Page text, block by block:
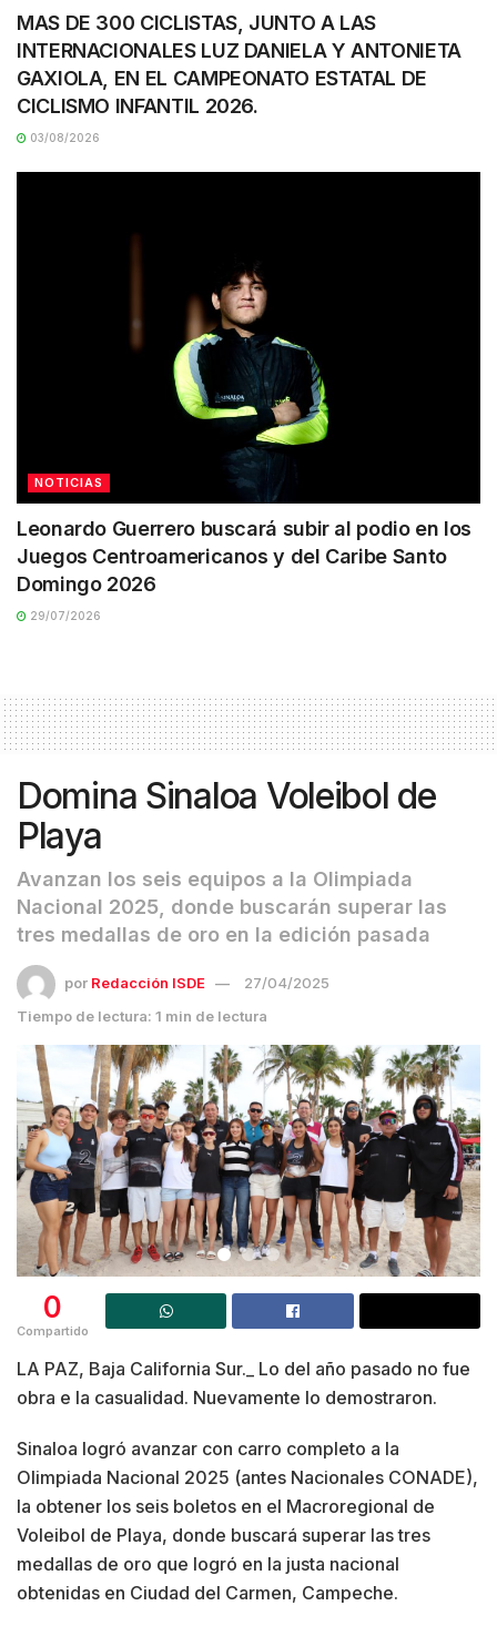
MAS DE 300 CICLISTAS, JUNTO A LAS
INTERNACIONALES LUZ DANIELA Y ANTONIETA
GAXIOLA, EN EL CAMPEONATO ESTATAL DE
CICLISMO INFANTIL 2026.
03/08/2026
NOTICIAS
Leonardo Guerrero buscará subir al podio en los
Juegos Centroamericanos y del Caribe Santo
Domingo 2026
29/07/2026
Domina Sinaloa Voleibol de
Playa
Avanzan los seis equipos a la Olimpiada
Nacional 2025, donde buscarán superar las
tres medallas de oro en la edición pasada
por Redacción ISDE
27/04/2025
Tiempo de lectura: 1 min de lectura
0
Compartido
LA PAZ, Baja California Sur._ Lo del año pasado no fue
obra e la casualidad. Nuevamente lo demostraron.
Sinaloa logró avanzar con carro completo a la
Olimpiada Nacional 2025 (antes Nacionales CONADE),
la obtener los seis boletos en el Macroregional de
Voleibol de Playa, donde buscará superar las tres
medallas de oro que logró en la justa nacional
obtenidas en Ciudad del Carmen, Campeche.